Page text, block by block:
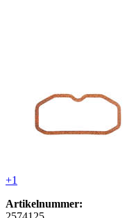
+1
Artikelnummer: